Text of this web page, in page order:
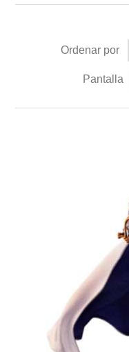
Ordenar por
Pantalla